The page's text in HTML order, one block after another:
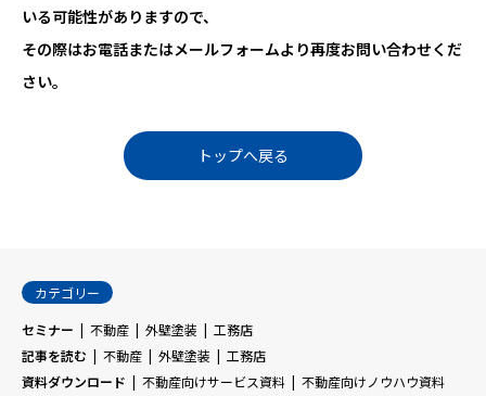
いる可能性がありますので、
その際はお電話またはメールフォームより再度お問い合わせくだ
さい。
トップへ戻る
カテゴリー
セミナー
不動産 外壁塗装
工務店
記事を読む
不動産 外壁塗装
工務店
資料ダウンロード
不動産向けサービス資料
不動産向けノウハウ資料